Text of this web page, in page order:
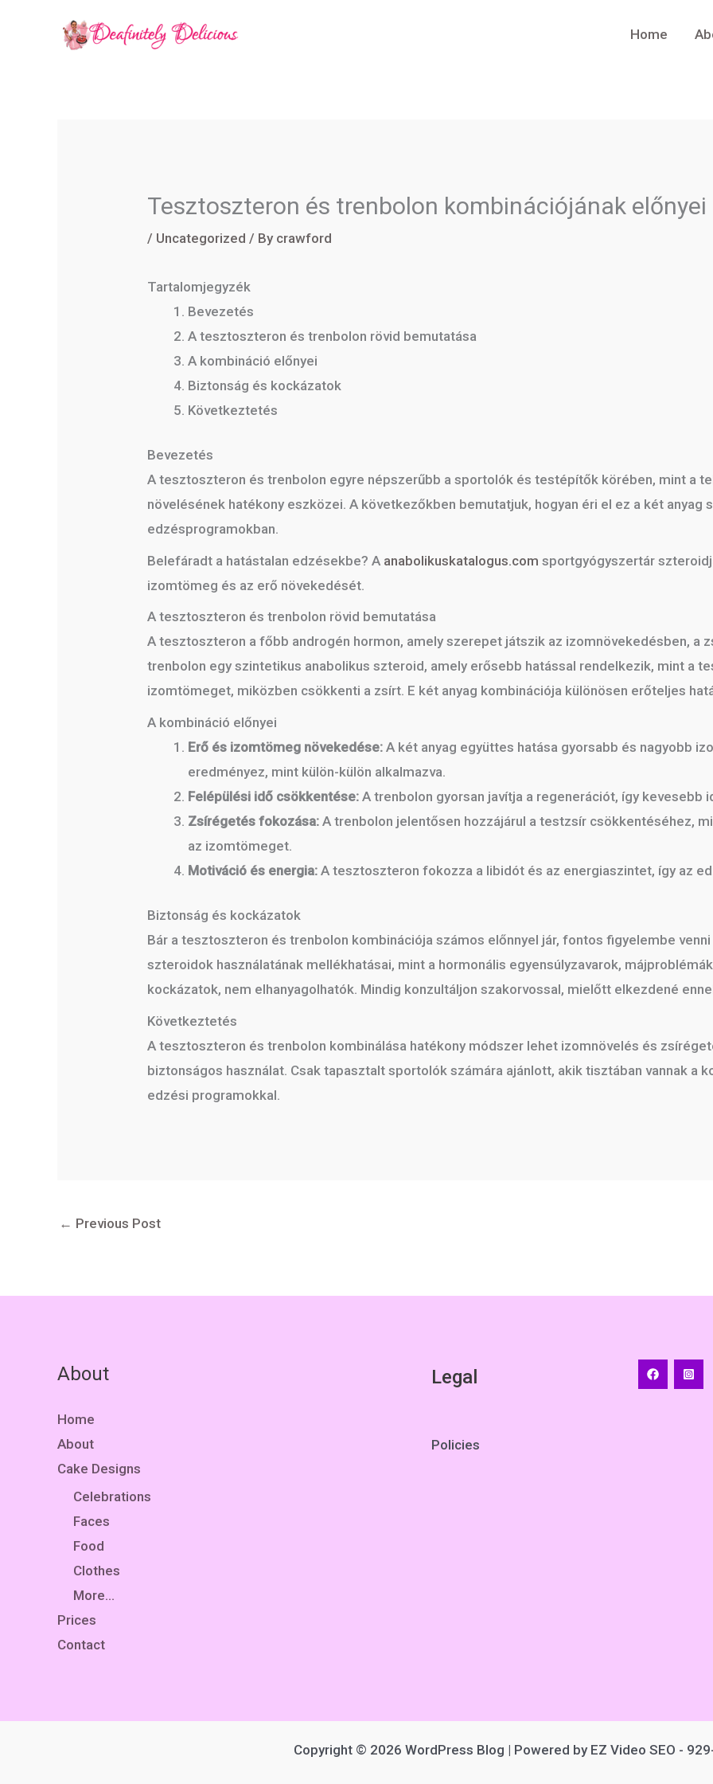
Home
Tesztoszteron és trenbolon kombinációjának előnyei
/ Uncategorized / By crawford
Tartalomjegyzék
Bevezetés
A tesztoszteron és trenbolon rövid bemutatása
A kombináció előnyei
Biztonság és kockázatok
Következtetés
Bevezetés
A tesztoszteron és trenbolon egyre népszerűbb a sportolók és testépítők körében, mint a
növelésének hatékony eszközei. A következőkben bemutatjuk, hogyan éri el ez a két anyag
edzésprogramokban.
Belefáradt a hatástalan edzésekbe? A anabolikuskatalogus.com sportgyógyszertár
izomtömeg és az erő növekedését.
A tesztoszteron és trenbolon rövid bemutatása
A tesztoszteron a főbb androgén hormon, amely szerepet játszik az izomnövekedésben, a
trenbolon egy szintetikus anabolikus szteroid, amely erősebb hatással rendelkezik, mint a
izomtömeget, miközben csökkenti a zsírt. E két anyag kombinációja különösen erőteljes
A kombináció előnyei
Erő és izomtömeg növekedése: A két anyag együttes hatása gyorsabb és nagyobb
eredményez, mint külön-külön alkalmazva.
Felépülési idő csökkentése: A trenbolon gyorsan javítja a regenerációt, így kevesebb
Zsírégetés fokozása: A trenbolon jelentősen hozzájárul a testzsír csökkentéséhez,
az izomtömeget.
Motiváció és energia: A tesztoszteron fokozza a libidót és az energiaszintet, így az
Biztonság és kockázatok
Bár a tesztoszteron és trenbolon kombinációja számos előnnyel jár, fontos figyelembe
szteroidok használatának mellékhatásai, mint a hormonális egyensúlyzavarok,
kockázatok, nem elhanyagolhatók. Mindig konzultáljon szakorvossal, mielőtt elkezdené
Következtetés
A tesztoszteron és trenbolon kombinálása hatékony módszer lehet izomnövelés és
biztonságos használat. Csak tapasztalt sportolók számára ajánlott, akik tisztában vannak a
edzési programokkal.
← Previous Post
About
Home
About
Cake Designs
Celebrations
Faces
Food
Clothes
More…
Prices
Contact
Legal
Policies
Copyright © 2026 WordPress Blog | Powered by EZ Video SEO -